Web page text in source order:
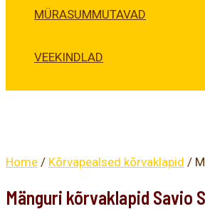
MÜRASUMMUTAVAD
VEEKINDLAD
Home / Kõrvapealsed kõrvaklapid /
Mänguri kõrvaklapid Savio